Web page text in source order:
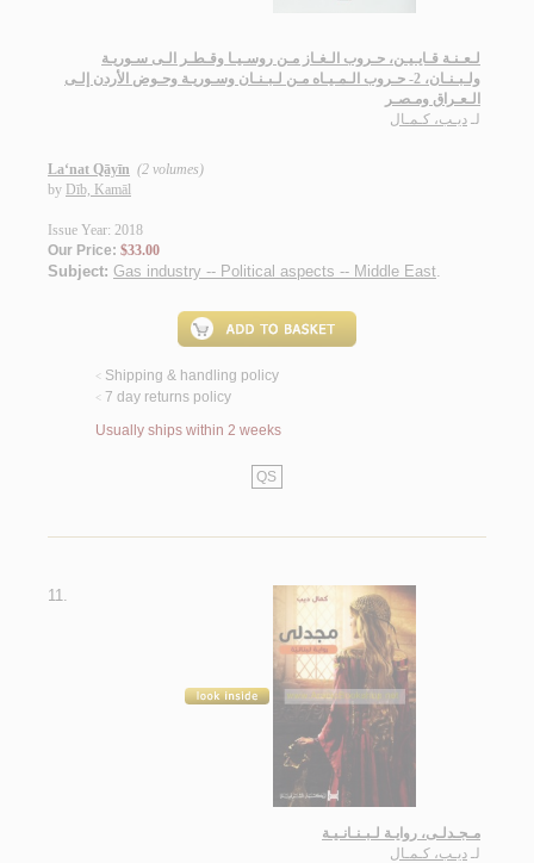
لـعـنـة قـايـيـن، حـروب الـغـاز مـن روسـيـا وقـطـر الـى سـوريـة
ولـبـنـان، 2- حـروب الـمـيـاه مـن لـبـنـان وسـوريـة وحـوض الأردن إلـى
الـعـراق ومـصـر
لـ ديـب، كـمـال
La‘nat Qāyīn (2 volumes)
by Dīb, Kamāl
Issue Year: 2018
Our Price: $33.00
Subject: Gas industry -- Political aspects -- Middle East.
< Shipping & handling policy
< 7 day returns policy
Usually ships within 2 weeks
QS
11.
مـجـدلـى، روايـة لـبـنـانـيـة
لـ ديـب، كـمـال